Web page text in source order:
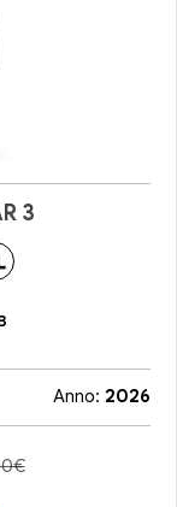
3
Anno: 2026